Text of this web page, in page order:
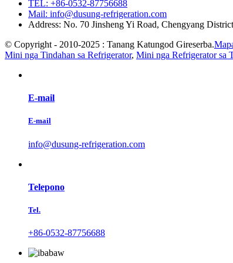
TEL: +86-0532-87756688
Mail: info@dusung-refrigeration.com
Address: No. 70 Jinsheng Yi Road, Chengyang
© Copyright - 2010-2025 : Tanang Katungod Gireserba.
Mini nga Tindahan sa Refrigerator, Mini nga Refrigerator sa
E-mail
E-mail
info@dusung-refrigeration.com
Telepono
Tel.
+86-0532-87756688